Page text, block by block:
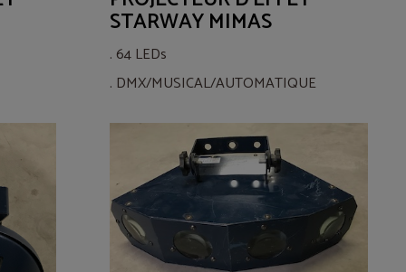
STARWAY MIMAS
. 64 LEDs
. DMX/MUSICAL/AUTOMATIQUE